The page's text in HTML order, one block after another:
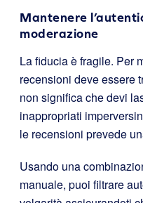
Mantenere
moderazione
La fiducia è fragile. Per
recensioni deve essere
non significa che devi
inappropriati
le recensioni prevede
Usando una
manuale, puoi filtrare